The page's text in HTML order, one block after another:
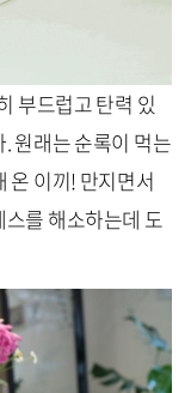
부드럽고 탄력 있
원래는 순록이 먹는
온 이끼! 만지면서
를 해소하는데 도